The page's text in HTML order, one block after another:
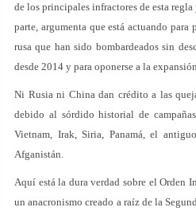
de los principales infractores de esta regla
parte, argumenta que está actuando
rusa que han sido bombardeados sin
desde 2014 y para oponerse a la
Ni Rusia ni China dan crédito a las
debido al sórdido historial de
Vietnam, Irak, Siria, Panamá, el
Afganistán.
Aquí está la dura verdad sobre el Orden
un anacronismo creado a raíz de la